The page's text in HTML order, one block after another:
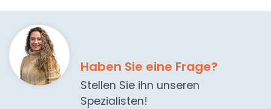
Haben Sie eine Frage?
Stellen Sie ihn unseren
Spezialisten!